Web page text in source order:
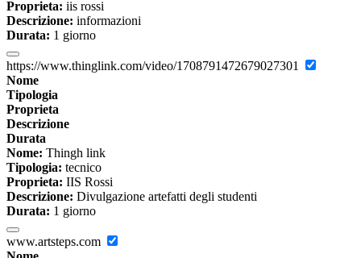
Proprieta: iis rossi
Descrizione: informazioni
Durata: 1 giorno
https://www.thinglink.com/video/1708791472679027301
Nome
Tipologia
Proprieta
Descrizione
Durata
Nome: Thingh link
Tipologia: tecnico
Proprieta: IIS Rossi
Descrizione: Divulgazione artefatti degli studenti
Durata: 1 giorno
www.artsteps.com